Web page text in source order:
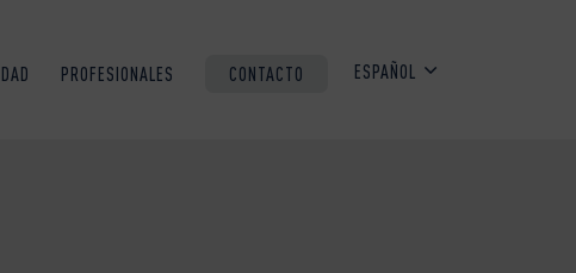
PROFESIONALES CONTACTO ESPAÑOL